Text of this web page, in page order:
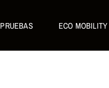
PRUEBAS ECO MOBILITY